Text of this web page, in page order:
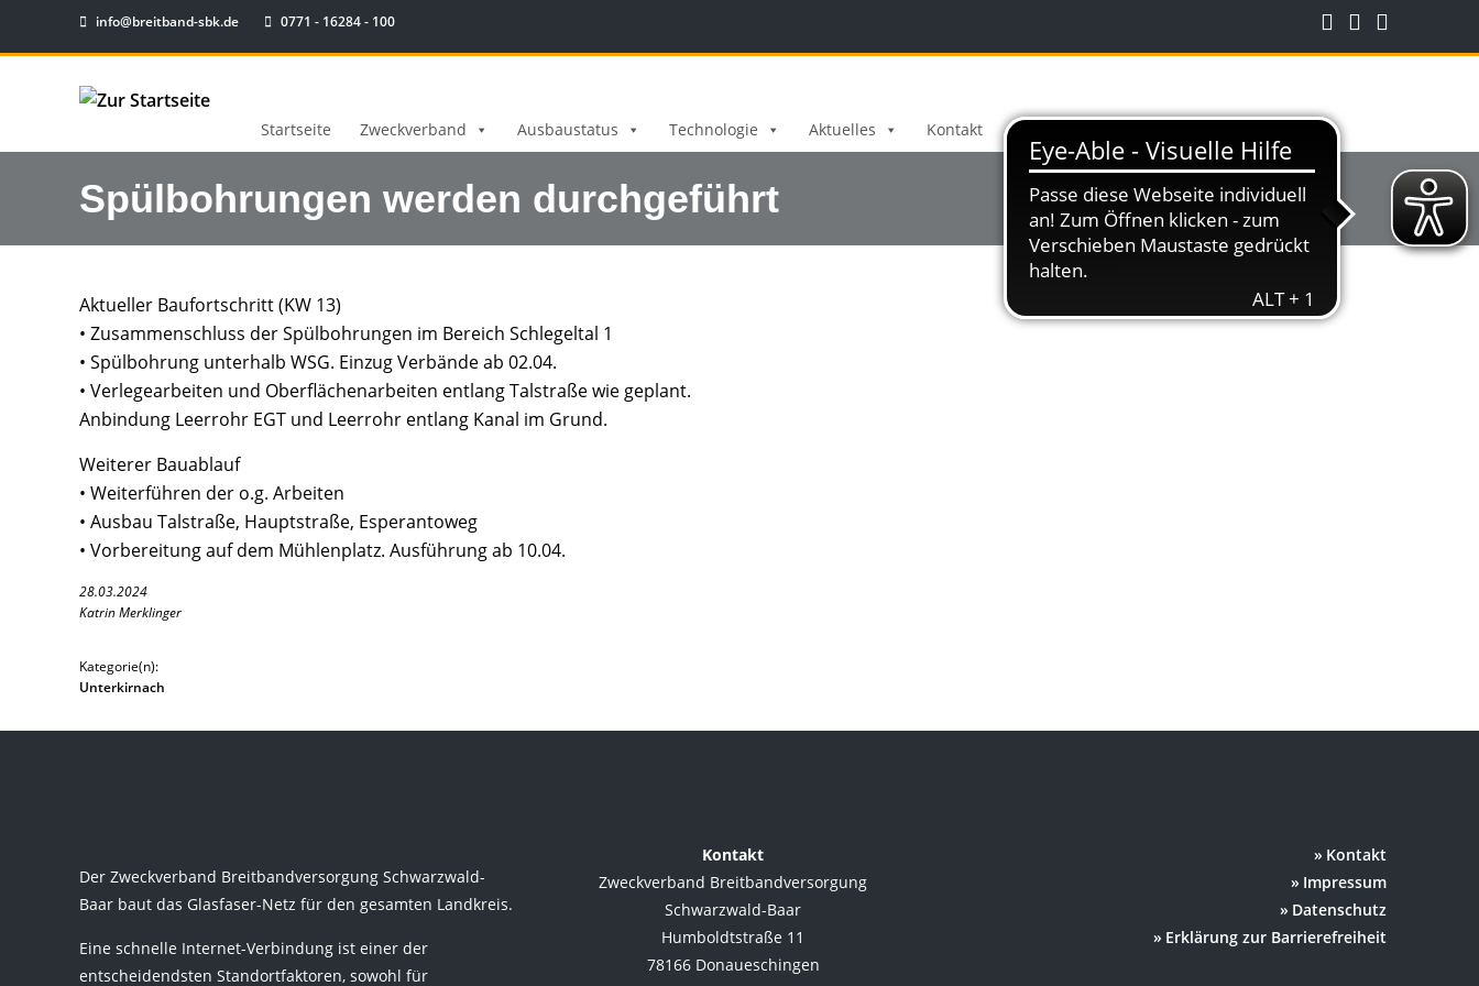
info@breitband-sbk.de 0771 - 16284 - 100
Startseite Zweckverband Ausbaustatus Technologie Aktuelles Kontakt
Spülbohrungen werden durchgeführt
Aktueller Baufortschritt (KW 13)
• Zusammenschluss der Spülbohrungen im Bereich Schlegeltal 1
• Spülbohrung unterhalb WSG. Einzug Verbände ab 02.04.
• Verlegearbeiten und Oberflächenarbeiten entlang Talstraße wie geplant.
Anbindung Leerrohr EGT und Leerrohr entlang Kanal im Grund.
Weiterer Bauablauf
• Weiterführen der o.g. Arbeiten
• Ausbau Talstraße, Hauptstraße, Esperantoweg
• Vorbereitung auf dem Mühlenplatz. Ausführung ab 10.04.
28.03.2024
Katrin Merklinger
Kategorie(n):
Unterkirnach
Der Zweckverband Breitbandversorgung Schwarzwald-
Baar baut das Glasfaser-Netz für den gesamten Landkreis.
Eine schnelle Internet-Verbindung ist einer der
entscheidendsten Standortfaktoren, sowohl für
Kontakt
Zweckverband Breitbandversorgung
Schwarzwald-Baar
Humboldtstraße 11
78166 Donaueschingen
Kontakt
Impressum
Datenschutz
Erklärung zur Barrierefreiheit